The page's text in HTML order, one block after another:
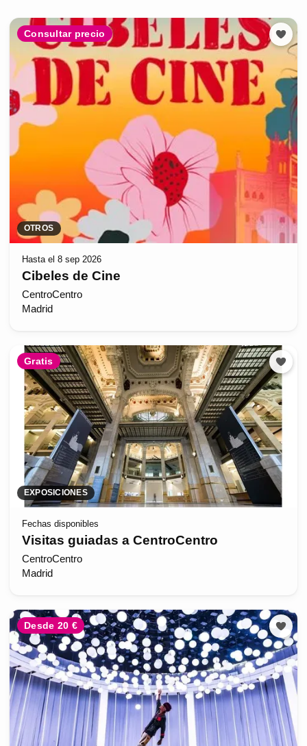
Consultar precio
OTROS
Hasta el 8 sep 2026
Cibeles de Cine
CentroCentro
Madrid
Gratis
EXPOSICIONES
Fechas disponibles
Visitas guiadas a CentroCentro
CentroCentro
Madrid
Desde 20 €